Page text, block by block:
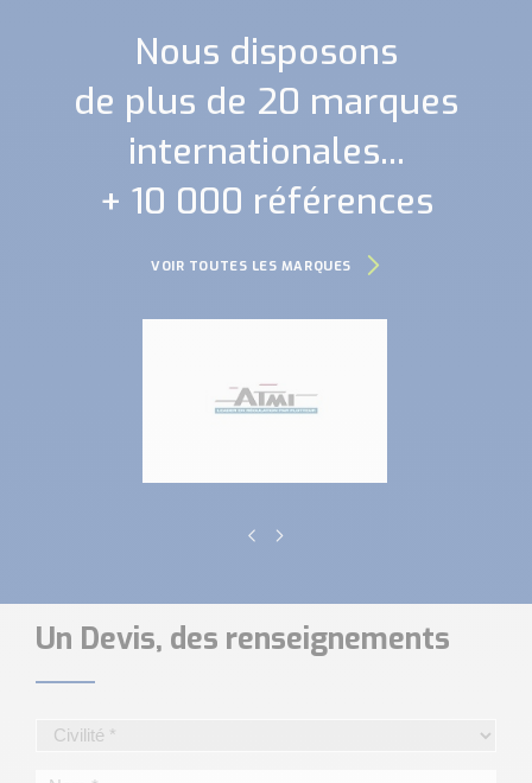
Nous disposons
de plus de 20 marques
internationales...
+ 10 000 références
VOIR TOUTES LES MARQUES
Un Devis, des renseignements